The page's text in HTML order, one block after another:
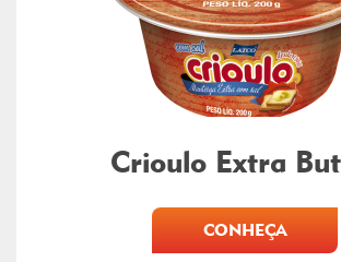
Crioulo Extra
CONHEÇA